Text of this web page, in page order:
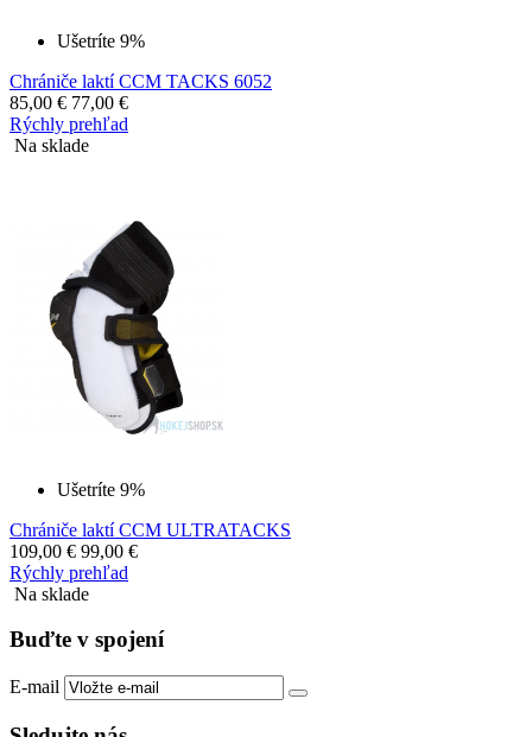
Ušetríte 9%
Chrániče laktí CCM TACKS 6052
85,00 € 77,00 €
Rýchly prehľad
Na sklade
Ušetríte 9%
Chrániče laktí CCM ULTRATACKS
109,00 € 99,00 €
Rýchly prehľad
Na sklade
Buďte v spojení
E-mail